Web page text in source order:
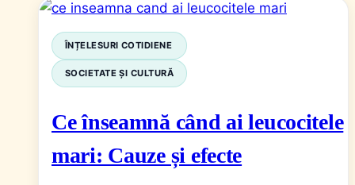
ÎNȚELESURI COTIDIENE
SOCIETATE ȘI CULTURĂ
Ce înseamnă când ai leucocitele
mari: Cauze și efecte